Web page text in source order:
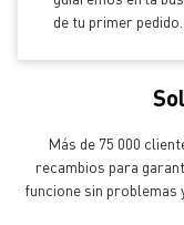
de tu primer pedido.
Más de 75 000
recambios para
funcione sin problemas